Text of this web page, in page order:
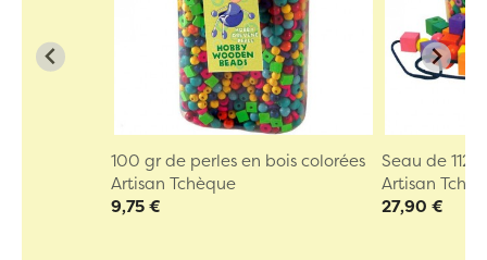
100 gr de perles en bois colorées
Artisan Tchèque
9,75 €
Seau de 112
Artisan
27,90 €